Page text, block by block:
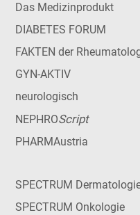
Das Medizinprodukt
DIABETES FORUM
FAKTEN der
GYN-AKTIV
neurologisch
NEPHROScript
PHARMAustria
SPECTRUM
SPECTRUM Onkologie